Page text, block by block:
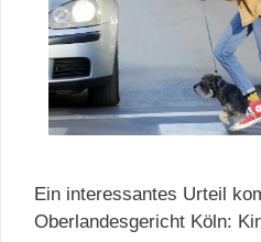
Ein interessantes Urteil
Oberlandesgericht Köln: